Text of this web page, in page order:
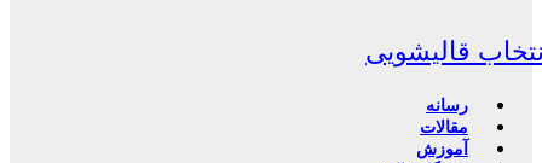
قالیشویی
رسانه
مقالات
آموزش